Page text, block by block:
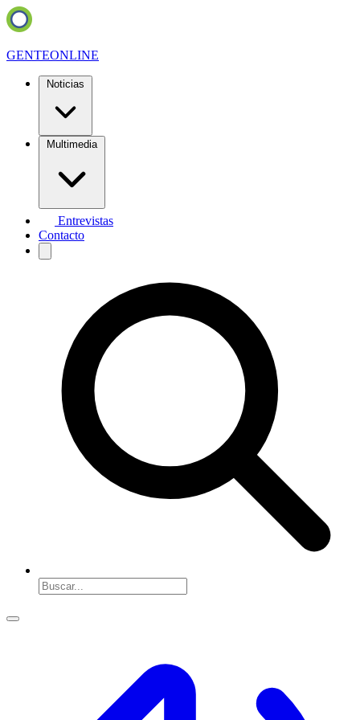
GENTEONLINE
Noticias
Multimedia
Entrevistas
Contacto